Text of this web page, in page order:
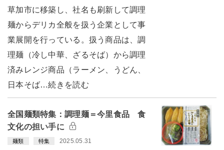
草加市に移築し、社名も刷新して調理
麺からデリカ全般を扱う企業として事
業展開を行っている。扱う商品は、調
理麺（冷し中華、ざるそば）から調理
済みレンジ商品（ラーメン、うどん、
日本そば…続きを読む
全国麺類特集：調理麺＝今里食品 食
文化の担い手に
麺類 特集 2025.05.31